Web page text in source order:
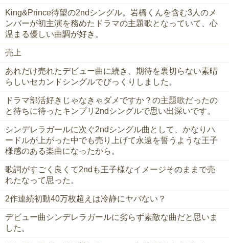
King&Prince待望の2ndシングル。岩橋くんを含む3人のメ
ンバーが初主演を務めたドラマの主題歌となっていて、心
温まる優しい曲調が好き。
売上
あれだけ売れたデビュー曲に続き、期待を裏切らない素晴
らしいセカンドシングルでびっくりしました。
ドラマ部活好きじゃなきゃダメですか？の主題歌だったの
と待ちに待ったキンプリ2ndシングルで思い出深いです。
シンデレラガールに次ぐ2ndシングル曲として、かなりハ
ードルが上がった中でも売り上げて永遠を誓うような王子
様感のある楽曲になったから。
歌詞がすごく良くて2ndも王子様なイメージそのままで売
れたなって思った。
2作連続初動40万枚超えは冷静にヤバない？
デビュー曲シンデレラガールに劣らず素敵な曲だと思いま
した。